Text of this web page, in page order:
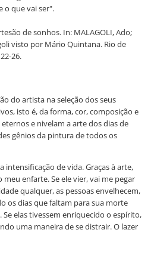
o que vai ser".
de sonhos. In: MALAGOLI, Ado;
visto por Mário Quintana. Rio de
26.
do artista na seleção dos seus
isto é, da forma, cor, composição e
e nivelam a arte dos dias de
gênios da pintura de todos os
intensificação de vida. Graças à arte,
enfarte. Se ele vier, vai me pegar
qualquer, as pessoas envelhecem,
os dias que faltam para sua morte
elas tivessem enriquecido o espírito,
uma maneira de se distrair. O lazer